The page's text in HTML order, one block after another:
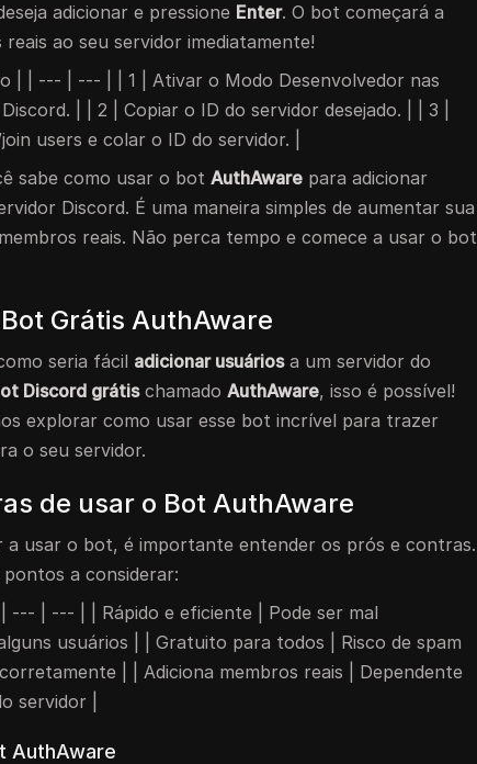
adicionar e pressione Enter. O bot começará a
ao seu servidor imediatamente!
| | --- | --- | | 1 | Ativar o Modo Desenvolvedor nas
| | 2 | Copiar o ID do servidor desejado. | | 3 |
users e colar o ID do servidor. |
sabe como usar o botAuthAware para adicionar
Discord. É uma maneira simples de aumentar sua
reais. Não perca tempo e comece a usar o bot
Grátis AuthAware
seria fácil adicionar usuáriosa um servidor do
Discord grátischamadoAuthAware, isso é possível!
explorar como usar esse bot incrível para trazer
o seu servidor.
de usar o Bot AuthAware
a usar o bot, é importante entender os prós e contras.
a considerar:
| --- | --- | | Rápido e eficiente | Pode ser mal
usuários | | Gratuito para todos | Risco de spam
| | Adiciona membros reais | Dependente
servidor |
AuthAware